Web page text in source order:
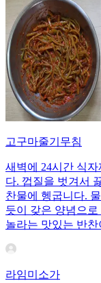
고구마줄기무침
새벽에 24시간 식
다. 껍질을 벗겨서
찬물에 헹굽니다.
듯이 갖은 양념으
놀라는 맛있는 반찬
라임미소가